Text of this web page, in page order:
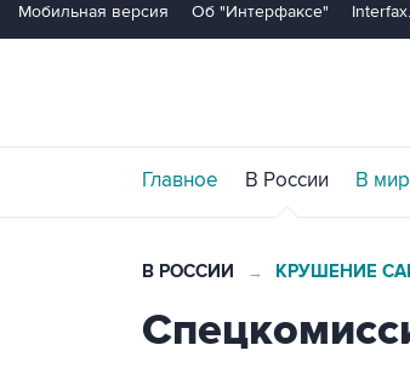
Мобильная версия Об "Интерфаксе"
Главное В России В
В РОССИИ → КРУШЕНИЕ